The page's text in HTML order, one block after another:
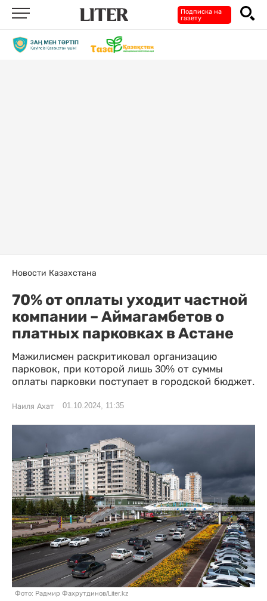
Подписка на
газету
Новости Казахстана
70% от оплаты уходит частной
компании – Аймагамбетов о
платных парковках в Астане
Мажилисмен раскритиковал организацию
парковок, при которой лишь 30% от суммы
оплаты парковки поступает в городской бюджет.
Наиля Ахат 01.10.2024, 11:35
Фото: Радмир Фахрутдинов/Liter.kz